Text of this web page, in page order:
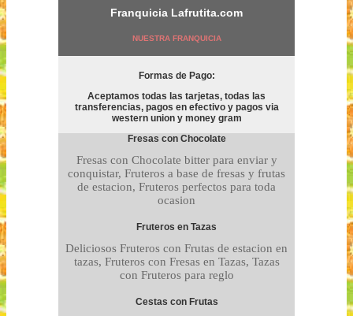
Franquicia Lafrutita.com
NUESTRA FRANQUICIA
Formas de Pago:
Aceptamos todas las tarjetas, todas las
transferencias, pagos en efectivo y pagos via
western union y money gram
Fresas con Chocolate
Fresas con Chocolate bitter para enviar y
conquistar, Fruteros a base de fresas y frutas
de estacion, Fruteros perfectos para toda
ocasion
Fruteros en Tazas
Deliciosos Fruteros con Frutas de estacion en
tazas, Fruteros con Fresas en Tazas, Tazas
con Fruteros para reglo
Cestas con Frutas